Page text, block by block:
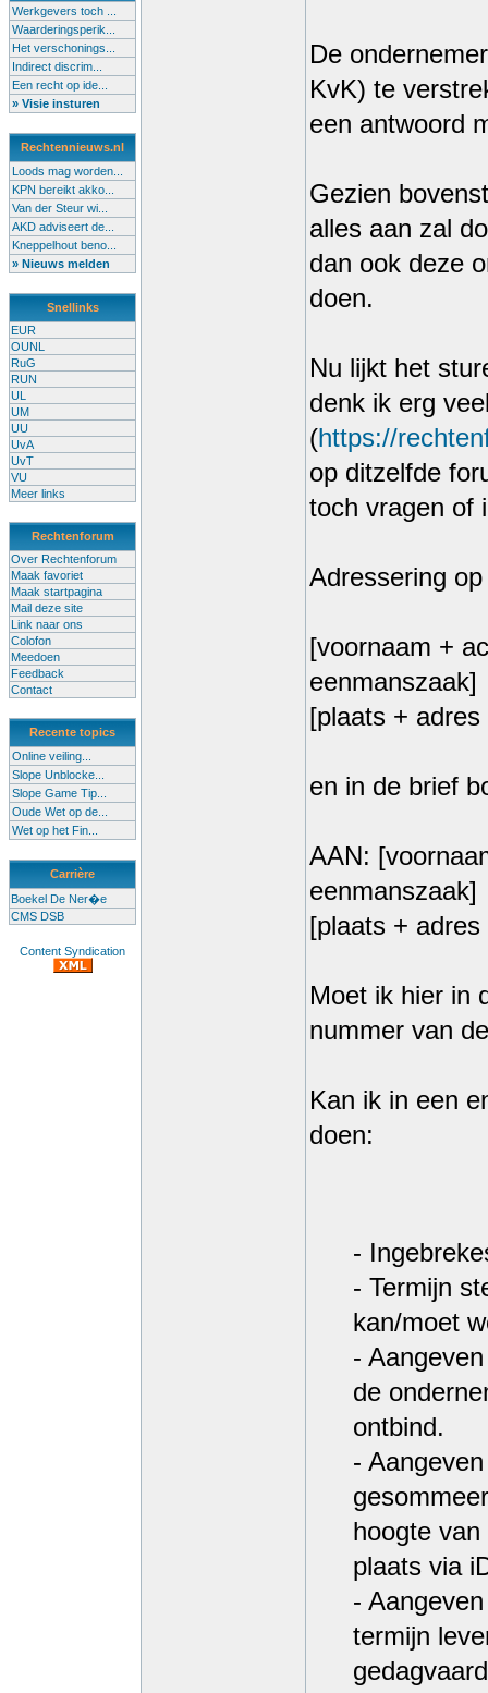
Werkgevers toch ...
Waarderingsperik...
Het verschonings...
Indirect discrim...
Een recht op ide...
» Visie insturen
Rechtennieuws.nl
Loods mag worden...
KPN bereikt akko...
Van der Steur wi...
AKD adviseert de...
Kneppelhout beno...
» Nieuws melden
Snellinks
EUR
OUNL
RuG
RUN
UL
UM
UU
UvA
UvT
VU
Meer links
Rechtenforum
Over Rechtenforum
Maak favoriet
Maak startpagina
Mail deze site
Link naar ons
Colofon
Meedoen
Feedback
Contact
Recente topics
Online veiling...
Slope Unblocke...
Slope Game Tip...
Oude Wet op de...
Wet op het Fin...
Carrière
Boekel De Ner�e
CMS DSB
Content Syndication
De
KvK) te
een antwoord
Gezien
alles aan zal
dan ook deze
doen.
Nu lijkt het
denk ik erg
(https://
op ditzelfde
toch vragen of
Adressering
[voornaam +
eenmanszaak]
[plaats +
en in de brief
AAN:
eenmanszaak]
[plaats +
Moet ik hier in
nummer van
Kan ik in een
doen:
-
- Termijn
kan/moet
-
de
ontbind.
-
hoogte
plaats via
-
termijn